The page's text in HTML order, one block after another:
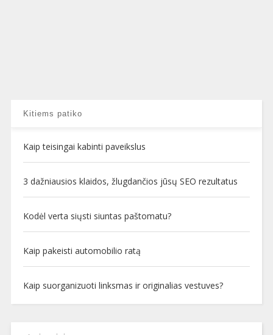
Kitiems patiko
Kaip teisingai kabinti paveikslus
3 dažniausios klaidos, žlugdančios jūsų SEO rezultatus
Kodėl verta siųsti siuntas paštomatu?
Kaip pakeisti automobilio ratą
Kaip suorganizuoti linksmas ir originalias vestuves?